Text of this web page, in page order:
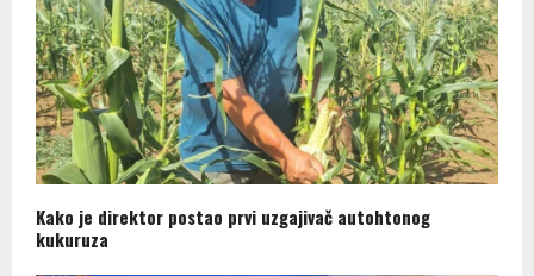
Kako je direktor postao prvi uzgajivač autohtonog
kukuruza